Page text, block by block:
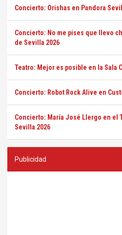
Concierto: Orishas en Pandora
Concierto: No me pises que llevo
de Sevilla 2026
Teatro: Mejor es posible en la Sala
Concierto: Robot Rock Alive en
Concierto: María José Llergo en el
Sevilla 2026
Publicidad